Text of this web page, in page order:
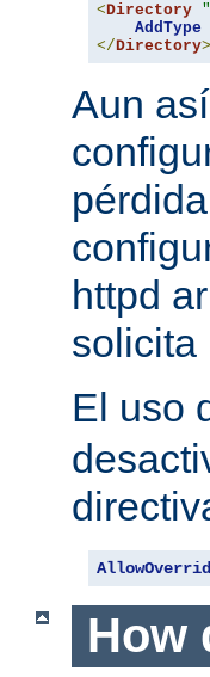
<Directory
AddType
</Directory>
Aun
httpd
solicita
El uso
How